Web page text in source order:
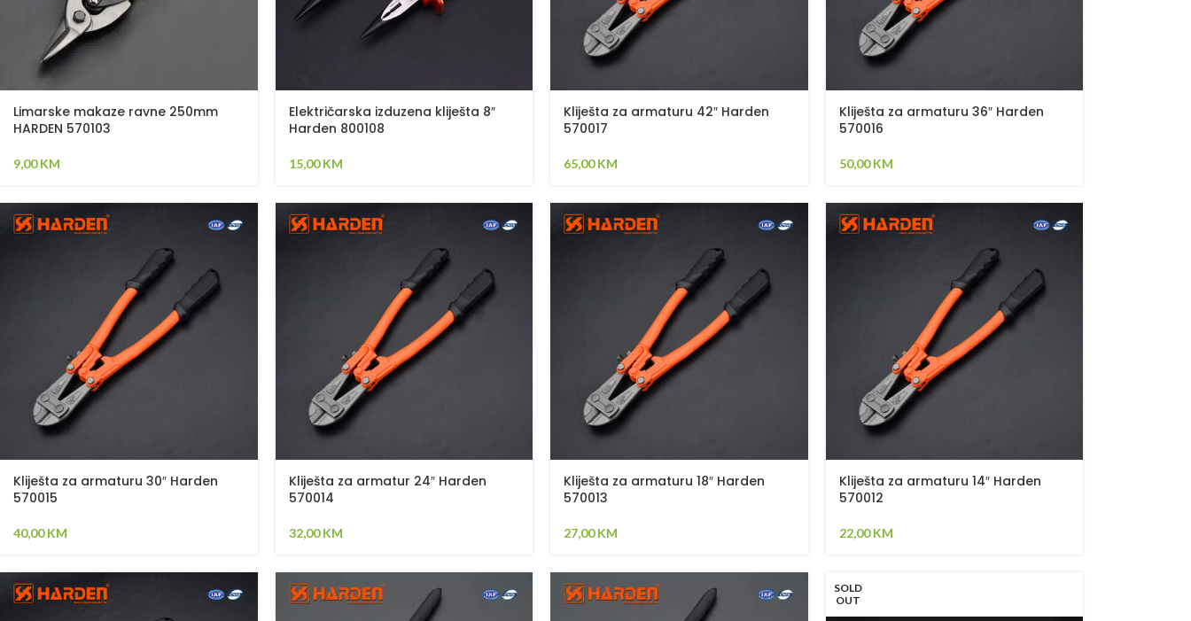
Limarske makaze ravne 250mm
HARDEN 570103
9,00KM
Električarska izduzena kliješta 8″
Harden 800108
15,00KM
Kliješta za armaturu 42″ Harden
570017
65,00KM
Kliješta za armaturu 36″ Harden
570016
50,00KM
Kliješta za armaturu 30″ Harden
570015
40,00KM
Kliješta za armatur 24″ Harden
570014
32,00KM
Kliješta za armaturu 18″ Harden
570013
27,00KM
Kliješta za armaturu 14″ Harden
570012
22,00KM
SOLD
OUT